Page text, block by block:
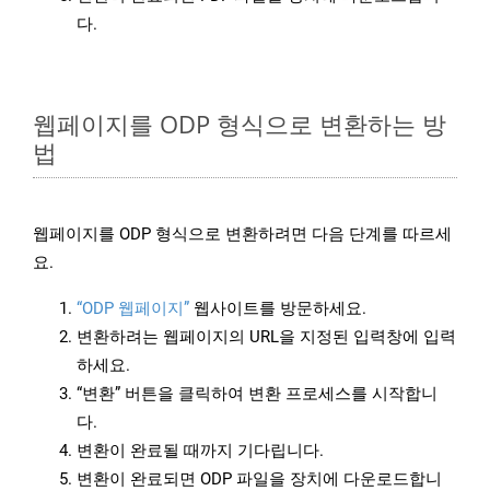
다.
웹페이지를 ODP 형식으로 변환하는 방
법
웹페이지를 ODP 형식으로 변환하려면 다음 단계를 따르세
요.
“ODP 웹페이지” 웹사이트를 방문하세요.
변환하려는 웹페이지의 URL을 지정된 입력창에 입력
하세요.
“변환” 버튼을 클릭하여 변환 프로세스를 시작합니
다.
변환이 완료될 때까지 기다립니다.
변환이 완료되면 ODP 파일을 장치에 다운로드합니